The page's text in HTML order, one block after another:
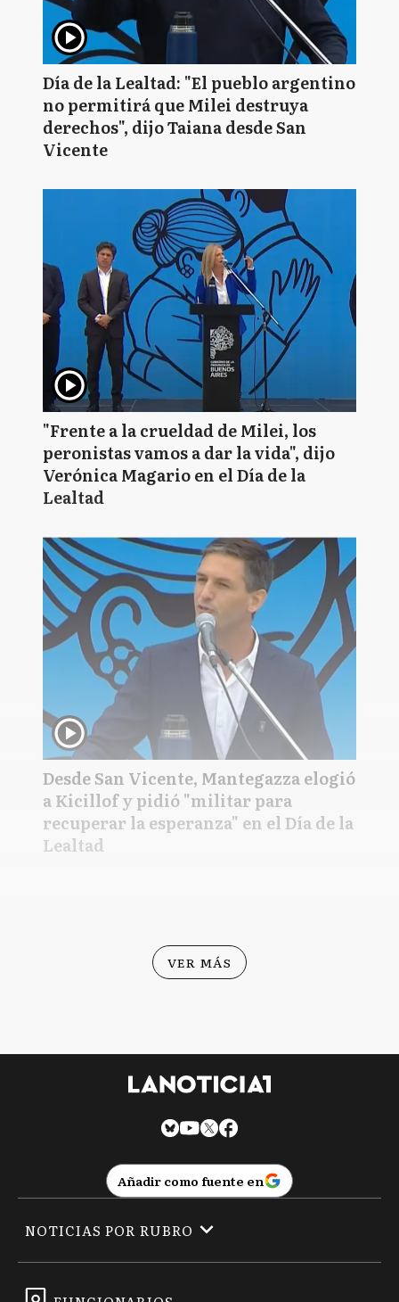
Día de la Lealtad: "El pueblo argentino
no permitirá que Milei destruya
derechos", dijo Taiana desde San
Vicente
"Frente a la crueldad de Milei, los
peronistas vamos a dar la vida", dijo
Verónica Magario en el Día de la
Lealtad
Desde San Vicente, Mantegazza elogió
a Kicillof y pidió "militar para
recuperar la esperanza" en el Día de la
Lealtad
VER MÁS
Añadir como fuente en
NOTICIAS POR RUBRO